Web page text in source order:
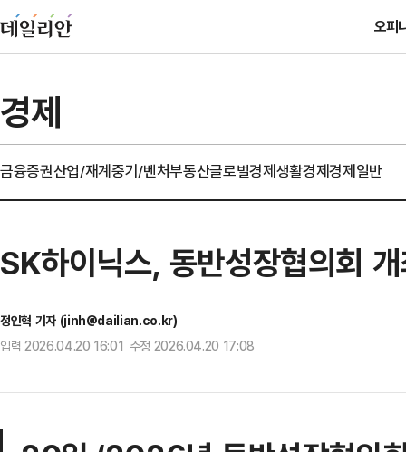
오피
경제
금융증권산업/재계중기/벤처부동산글로벌경제생활경제경제일반
SK하이닉스, 동반성장협의회
정인혁 기자 (jinh@dailian.co.kr)
입력 2026.04.20 16:01 수정 2026.04.20 17:08